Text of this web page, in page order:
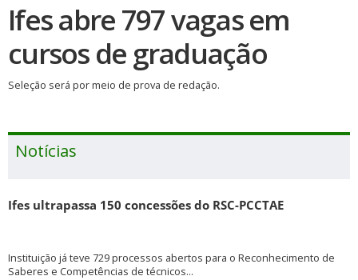
Ifes abre 797 vagas em
cursos de graduação
Seleção será por meio de prova de redação.
Notícias
Ifes ultrapassa 150 concessões do RSC-PCCTAE
Instituição já teve 729 processos abertos para o Reconhecimento de
Saberes e Competências de técnicos...